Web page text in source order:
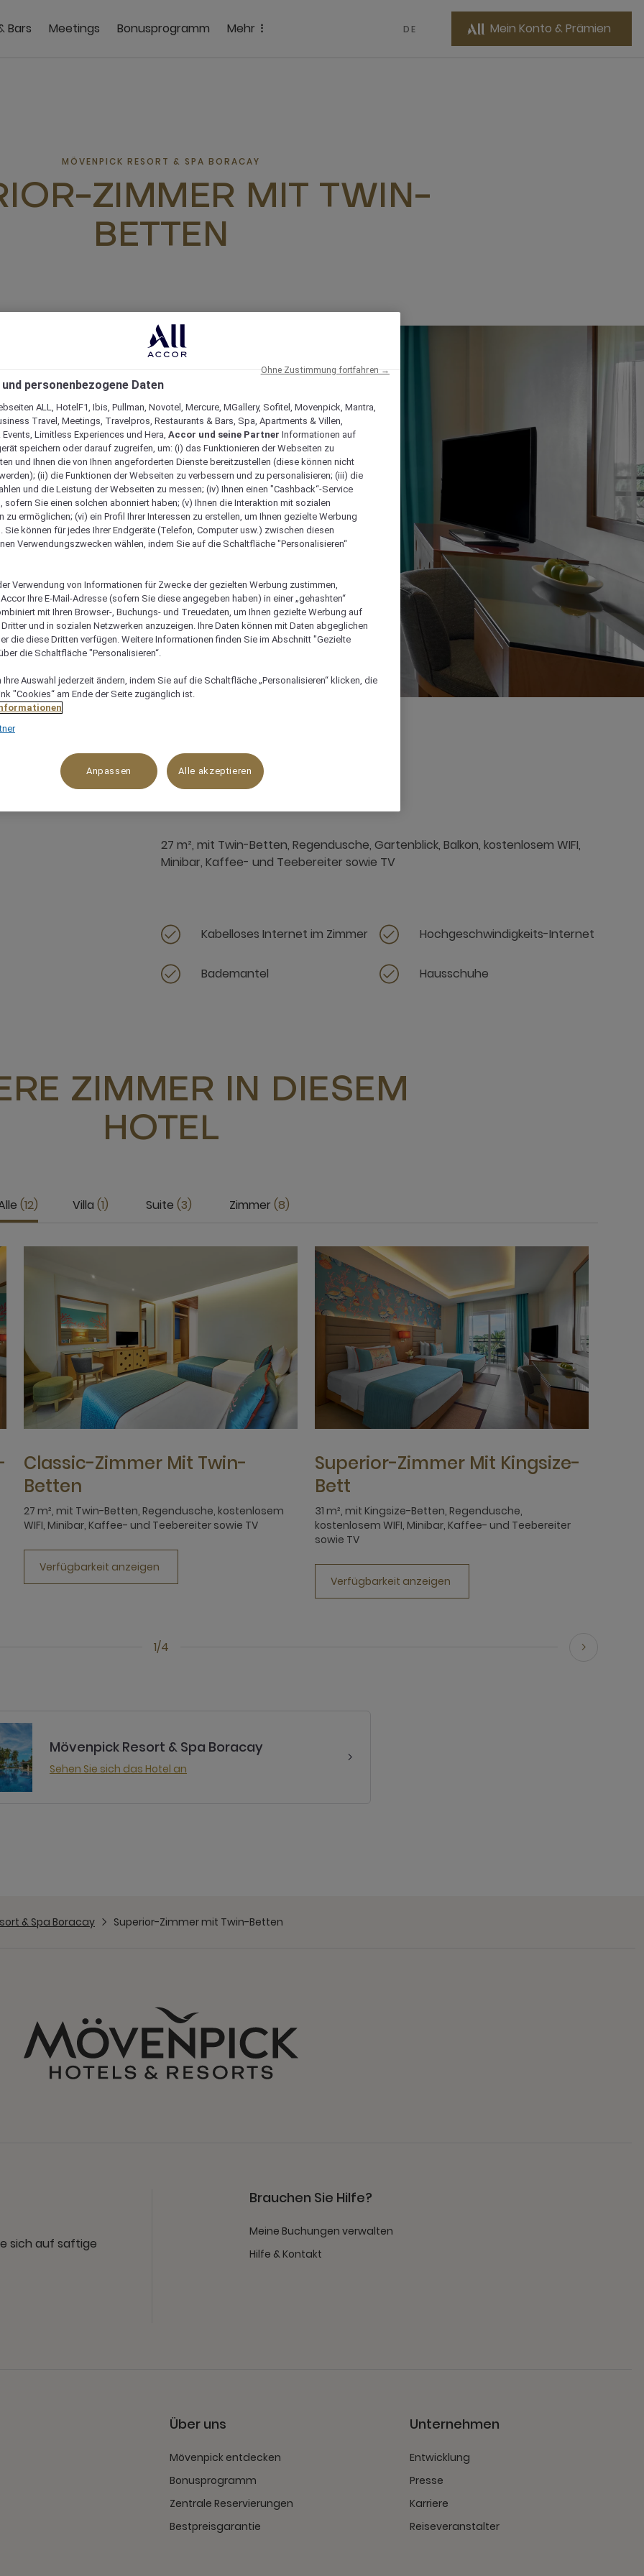
Bars Meetings Bonusprogramm Mehr DE Mein Konto & Prämien
MÖVENPICK RESORT & SPA BORACAY
ZIMMER MIT TWIN-
BETTEN
Verfügbarkeit anzeigen
27 m², mit Twin-Betten, Regendusche, Gartenblick, Balkon, kostenlosem WIFI,
Minibar, Kaffee- und Teebereiter sowie TV
Kabelloses Internet im Zimmer Hochgeschwindigkeits-Internet
Bademantel Hausschuhe
ZIMMER IN DIESEM
HOTEL
12 Villa 1 Suite 3 Zimmer 8
1/4
Classic-Zimmer Mit Twin-
Betten
27 m², mit Twin-Betten, Regendusche, kostenlosem
WIFI, Minibar, Kaffee- und Teebereiter sowie TV
Verfügbarkeit anzeigen
Superior-Zimmer Mit Kingsize-
Bett
31 m², mit Kingsize-Betten, Regendusche,
kostenlosem WIFI, Minibar, Kaffee- und Teebereiter
sowie TV
Verfügbarkeit anzeigen
Mövenpick Resort & Spa Boracay
Sehen Sie sich das Hotel an
& Spa Boracay Superior-Zimmer mit Twin-Betten
sich auf saftige
Brauchen Sie Hilfe?
Meine Buchungen verwalten
Hilfe & Kontakt
Über uns
Mövenpick entdecken
Bonusprogramm
Zentrale Reservierungen
Bestpreisgarantie
Unternehmen
Entwicklung
Presse
Karriere
Reiseveranstalter
personenbezogene Daten
ALL, HotelF1, Ibis, Pullman, Novotel, Mercure, MGallery, Sofitel, Movenpick, Mantra,
Travel, Meetings, Travelpros, Restaurants & Bars, Spa, Apartments & Villen,
Limitless Experiences und Hera, Accor und seine Partner Informationen auf
speichern oder darauf zugreifen, um: (i) das Funktionieren der Webseiten zu
und Ihnen die von Ihnen angeforderten Dienste bereitzustellen (diese können nicht
(ii) die Funktionen der Webseiten zu verbessern und zu personalisieren; (iii) die
und die Leistung der Webseiten zu messen; (iv) Ihnen einen "Cashback“-Service
sofern Sie einen solchen abonniert haben; (v) Ihnen die Interaktion mit sozialen
zu ermöglichen; (vi) ein Profil Ihrer Interessen zu erstellen, um Ihnen gezielte Werbung
Sie können für jedes Ihrer Endgeräte (Telefon, Computer usw.) zwischen diesen
Verwendungszwecken wählen, indem Sie auf die Schaltfläche "Personalisieren“
Verwendung von Informationen für Zwecke der gezielten Werbung zustimmen,
Ihre E-Mail-Adresse (sofern Sie diese angegeben haben) in einer „gehashten“
mit Ihren Browser-, Buchungs- und Treuedaten, um Ihnen gezielte Werbung auf
und in sozialen Netzwerken anzuzeigen. Ihre Daten können mit Daten abgeglichen
die diese Dritten verfügen. Weitere Informationen finden Sie im Abschnitt "Gezielte
die Schaltfläche "Personalisieren“.
Ihre Auswahl jederzeit ändern, indem Sie auf die Schaltfläche „Personalisieren“ klicken, die
"Cookies“ am Ende der Seite zugänglich ist.
Anpassen Alle akzeptieren
Ohne Zustimmung fortfahren →